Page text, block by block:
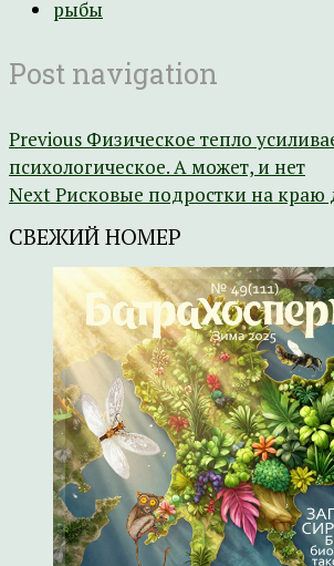
рыбы
Post navigation
Previous Физическое тепло
психологическое. А может, и нет
NextРисковые подростки на краю
СВЕЖИЙ НОМЕР